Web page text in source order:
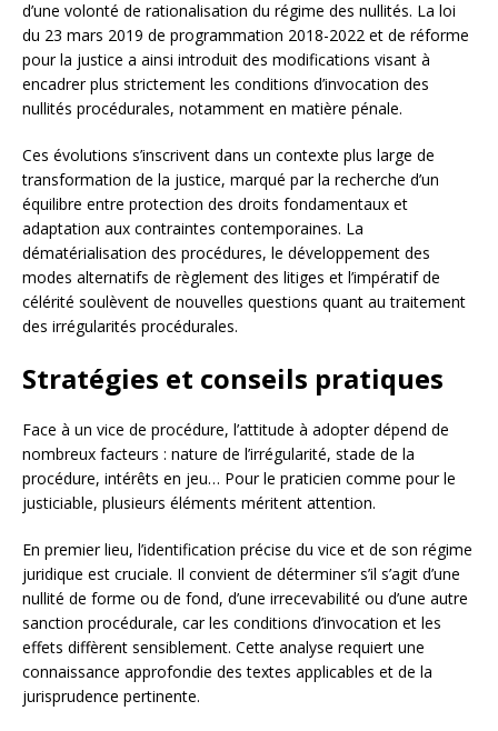
d’une volonté de rationalisation du régime des nullités. La loi
du 23 mars 2019 de programmation 2018-2022 et de réforme
pour la justice a ainsi introduit des modifications visant à
encadrer plus strictement les conditions d’invocation des
nullités procédurales, notamment en matière pénale.
Ces évolutions s’inscrivent dans un contexte plus large de
transformation de la justice, marqué par la recherche d’un
équilibre entre protection des droits fondamentaux et
adaptation aux contraintes contemporaines. La
dématérialisation des procédures, le développement des
modes alternatifs de règlement des litiges et l’impératif de
célérité soulèvent de nouvelles questions quant au traitement
des irrégularités procédurales.
Stratégies et conseils pratiques
Face à un vice de procédure, l’attitude à adopter dépend de
nombreux facteurs : nature de l’irrégularité, stade de la
procédure, intérêts en jeu… Pour le praticien comme pour le
justiciable, plusieurs éléments méritent attention.
En premier lieu, l’identification précise du vice et de son régime
juridique est cruciale. Il convient de déterminer s’il s’agit d’une
nullité de forme ou de fond, d’une irrecevabilité ou d’une autre
sanction procédurale, car les conditions d’invocation et les
effets diffèrent sensiblement. Cette analyse requiert une
connaissance approfondie des textes applicables et de la
jurisprudence pertinente.